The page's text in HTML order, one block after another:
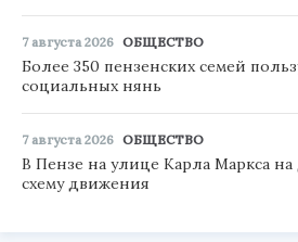
7 августа 2026 ОБЩЕСТВО
Более 350 пензенских семей
социальных нянь
7 августа 2026 ОБЩЕСТВО
В Пензе на улице Карла Маркса
схему движения